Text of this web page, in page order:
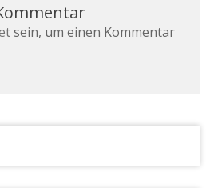
sein, um einen Kommentar